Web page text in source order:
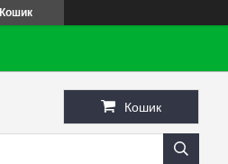
Кошик
Кошик